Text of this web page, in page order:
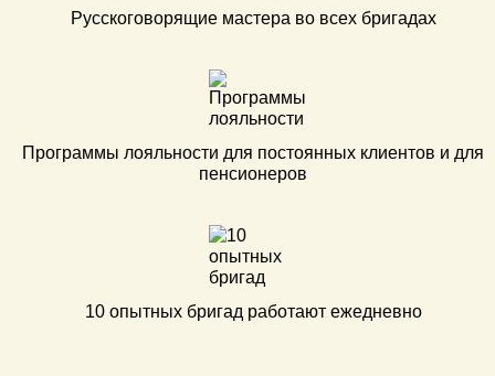
Русскоговорящие мастера во всех бригадах
Программы лояльности для постоянных клиентов и для
пенсионеров
10 опытных бригад работают ежедневно